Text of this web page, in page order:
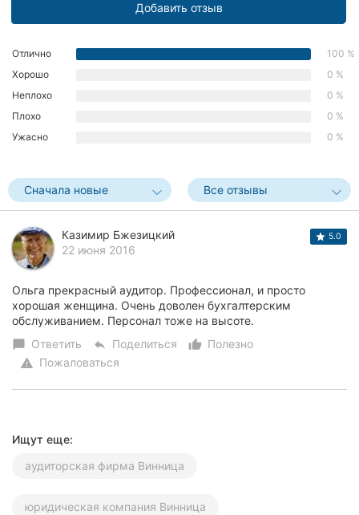
Рог
Херсон
Чернигов
Черкассы
Черновцы
Сумы
Ивано-
Франковск
Карпаты
Добавить отзыв
Отлично
100 %
Хорошо
0 %
Неплохо
0 %
Плохо
0 %
Ужасно
0 %
Сначала новые Все отзывы
Казимир Бжезицкий
22 июня 2016
5.0
Ольга прекрасный аудитор. Профессионал, и просто
хорошая женщина. Очень доволен бухгалтерским
обслуживанием. Персонал тоже на высоте.
chat_bubble Ответить reply Поделиться thumb_up_alt
Полезно
warning Пожаловаться
Ищут еще:
аудиторская фирма Винница
юридическая компания Винница